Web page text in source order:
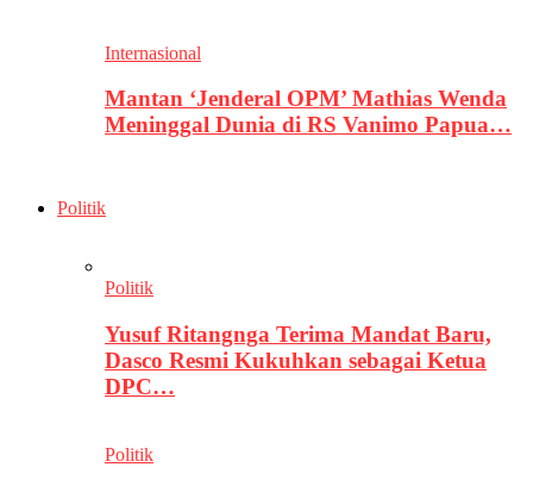
Internasional
Mantan ‘Jenderal OPM’ Mathias Wenda
Meninggal Dunia di RS Vanimo Papua…
Politik
Politik
Yusuf Ritangnga Terima Mandat Baru,
Dasco Resmi Kukuhkan sebagai Ketua
DPC…
Politik